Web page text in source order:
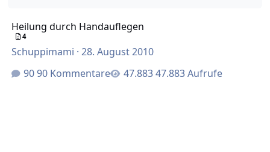
Heilung durch Handauflegen
4
Schuppimami ·28. August 2010
90 Kommentare
47.883 Aufrufe